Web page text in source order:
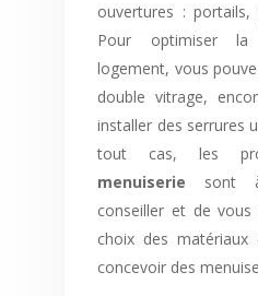
ouvertures :
Pour optimiser
logement, vous
double vitrage,
installer des serrures
tout cas, les
menuiserie sont
conseiller et de vous
choix des
concevoir des